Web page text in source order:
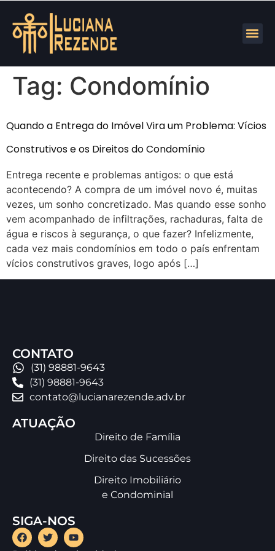
Tag: Condomínio
Quando a Entrega do Imóvel Vira um Problema: Vícios
Construtivos e os Direitos do Condomínio
Entrega recente e problemas antigos: o que está
acontecendo? A compra de um imóvel novo é, muitas
vezes, um sonho concretizado. Mas quando esse sonho
vem acompanhado de infiltrações, rachaduras, falta de
água e riscos à segurança, o que fazer? Infelizmente,
cada vez mais condomínios em todo o país enfrentam
vícios construtivos graves, logo após […]
CONTATO
(31) 98881-9643
(31) 98881-9643
contato@lucianarezende.adv.br
ATUAÇÃO
Direito de Família
Direito das Sucessões
Direito Imobiliário
e Condominial
SIGA-NOS